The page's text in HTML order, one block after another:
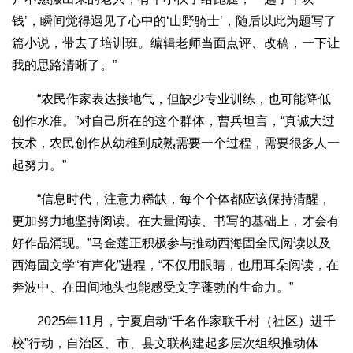
钱’，瞬间觉得遇见了心中的‘山野骑士’，随后以此为题写了
篇小说，带去了培训班。编辑老师当面点评、改稿，一下让
我的思路清晰了。”
“农民作家表达接地气，但缺少专业训练，也可能降低
创作水准。”对自己所在的这个群体，曹兵坦言，“真诚大过
技术，农民创作从幼稚到成熟需要一个过程，需要很多人一
起努力。”
“信息时代，注意力稀缺，每个个体都应该保持清醒，
更加努力地坚持阅读。在大量阅读、书写的基础上，才会有
好作品涌现。”马金莲正积极参与推动西海固全民阅读以及
西海固文学“有声化”进程，“不仅用眼睛，也用耳朵阅读，在
奔波中、在田间地头也能感受文字蓬勃的生命力。”
2025年11月，宁夏启动“千名作家联千村（社区）进千
校”行动，自治区、市、县文联构建起多层次组织推动体